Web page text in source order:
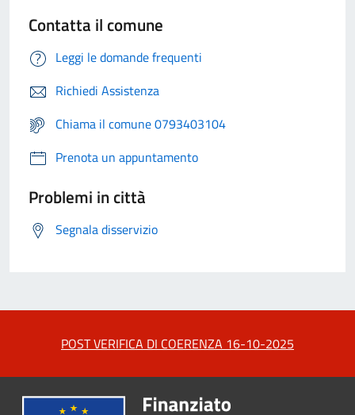
Contatta il comune
Leggi le domande frequenti
Richiedi Assistenza
Chiama il comune 0793403104
Prenota un appuntamento
Problemi in città
Segnala disservizio
POST VERIFICA DI COERENZA 16-10-2025